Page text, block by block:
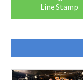
Line Stamp